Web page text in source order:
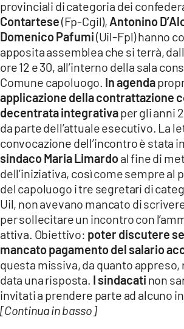
App
ANDROID
APPLE
provinciali di categoria dei
Contartese(Fp-Cgil), Antonino
Domenico Pafumi(Uil-Fpl) hanno
apposita assemblea che si terrà,
ore 12 e 30, all’interno della sala
Comune capoluogo. In agenda
applicazione della contrattazione
decentrata integrativaper gli anni
da parte dell’attuale esecutivo. La
convocazione dell’incontro è stata
sindaco Maria Limardoal fine di
dell’iniziativa, così come sempre al
del capoluogo i tre segretari di
Uil, non avevano mancato di
per sollecitare un incontro con
attiva. Obiettivo: poter discutere
mancato pagamento del salario
questa missiva, da quanto appreso,
data una risposta. I sindacati non
invitati a prendere parte ad alcuno
[Continua in basso]